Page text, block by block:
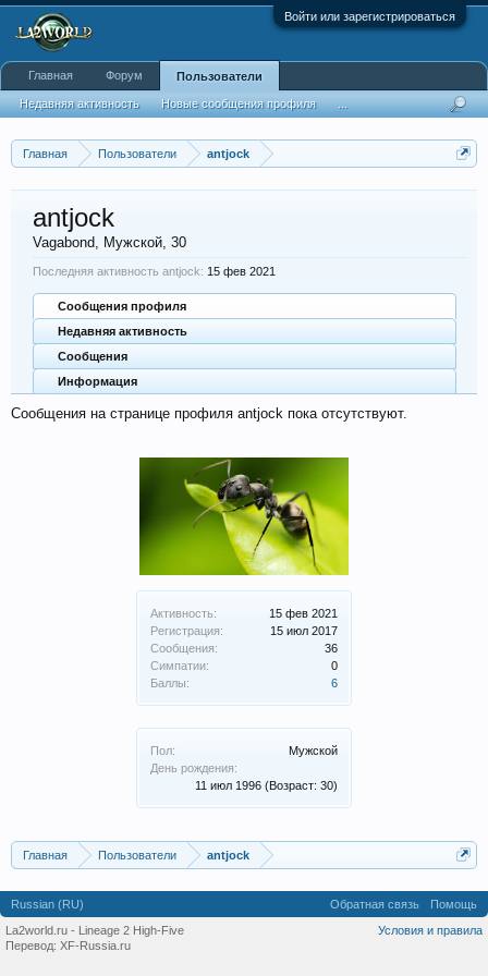
Войти или зарегистрироваться
Главная Пользователи antjock
Активность:
15 фев 2021
Регистрация:
15 июл 2017
Сообщения:
36
Симпатии:
0
Баллы:
6
Пол:
Мужской
День рождения:
11 июл 1996 (Возраст: 30)
antjock
Vagabond, Мужской, 30
Последняя активность antjock: 15 фев 2021
Сообщения профиля
Недавняя активность
Сообщения
Информация
Сообщения на странице профиля antjock пока отсутствуют.
Главная Пользователи antjock
Главная Форум Пользователи
Недавняя активность Новые сообщения профиля
Russian (RU) Обратная связь
Помощь
Условия и правила
La2world.ru - Lineage 2 High-Five
Перевод: XF-Russia.ru